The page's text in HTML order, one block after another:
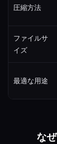
圧縮方法
ファイルサ
イズ
最適な用途
な